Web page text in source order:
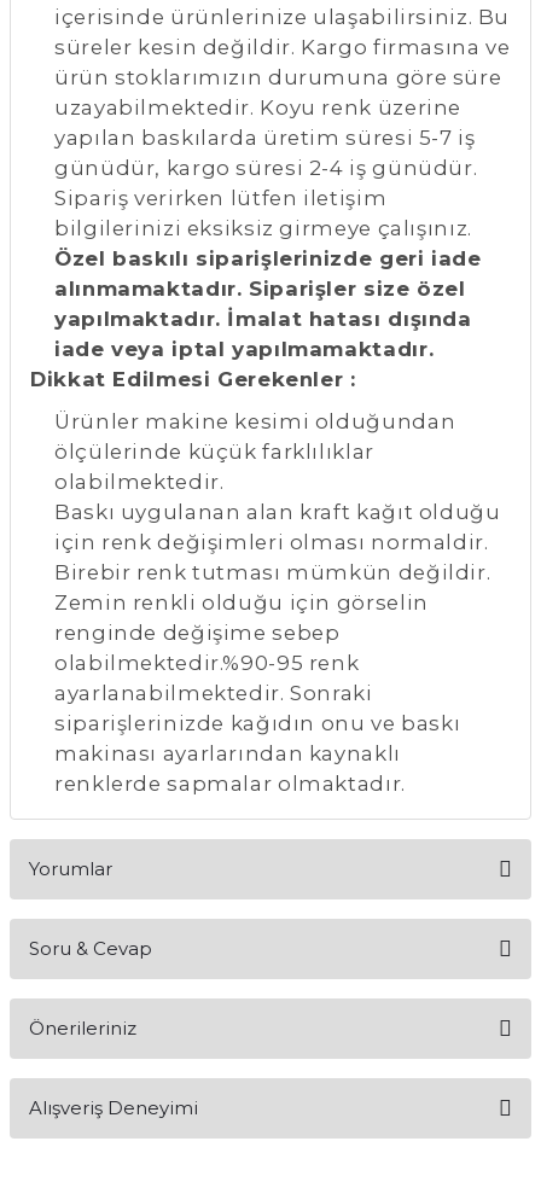
içerisinde ürünlerinize ulaşabilirsiniz. Bu
süreler kesin değildir. Kargo firmasına ve
ürün stoklarımızın durumuna göre süre
uzayabilmektedir. Koyu renk üzerine
yapılan baskılarda üretim süresi 5-7 iş
günüdür, kargo süresi 2-4 iş günüdür.
Sipariş verirken lütfen iletişim
bilgilerinizi eksiksiz girmeye çalışınız.
Özel baskılı siparişlerinizde geri iade
alınmamaktadır. Siparişler size özel
yapılmaktadır. İmalat hatası dışında
iade veya iptal yapılmamaktadır.
Dikkat Edilmesi Gerekenler :
Ürünler makine kesimi olduğundan
ölçülerinde küçük farklılıklar
olabilmektedir.
Baskı uygulanan alan kraft kağıt olduğu
için renk değişimleri olması normaldir.
Birebir renk tutması mümkün değildir.
Zemin renkli olduğu için görselin
renginde değişime sebep
olabilmektedir.%90-95 renk
ayarlanabilmektedir. Sonraki
siparişlerinizde kağıdın onu ve baskı
makinası ayarlarından kaynaklı
renklerde sapmalar olmaktadır.
Yorumlar
Soru & Cevap
Önerileriniz
konularda yetersiz gördüğünüz noktaları öneri formunu
kullanarak tarafımıza iletebilirsiniz.
Alışveriş Deneyimi